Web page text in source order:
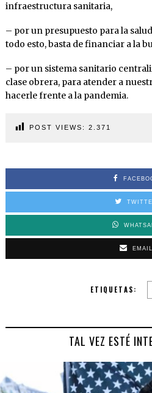
infraestructura sanitaria,
– por un presupuesto para la
todo esto, basta de financiar a la
– por un sistema sanitario
clase obrera, para atender a
hacerle frente a la pandemia.
POST VIEWS: 2.371
EMAIL
ETIQUETAS:
TAL VEZ ESTÉ